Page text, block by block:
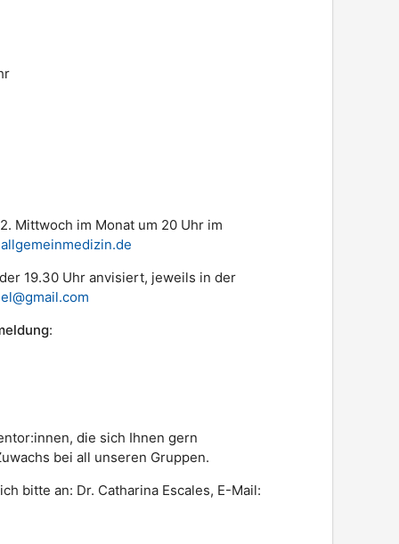
Mittwoch im Monat um 20 Uhr im
19.30 Uhr anvisiert, jeweils in der
:
die sich Ihnen gern
bei all unseren Gruppen.
bitte an: Dr. Catharina Escales, E-Mail: